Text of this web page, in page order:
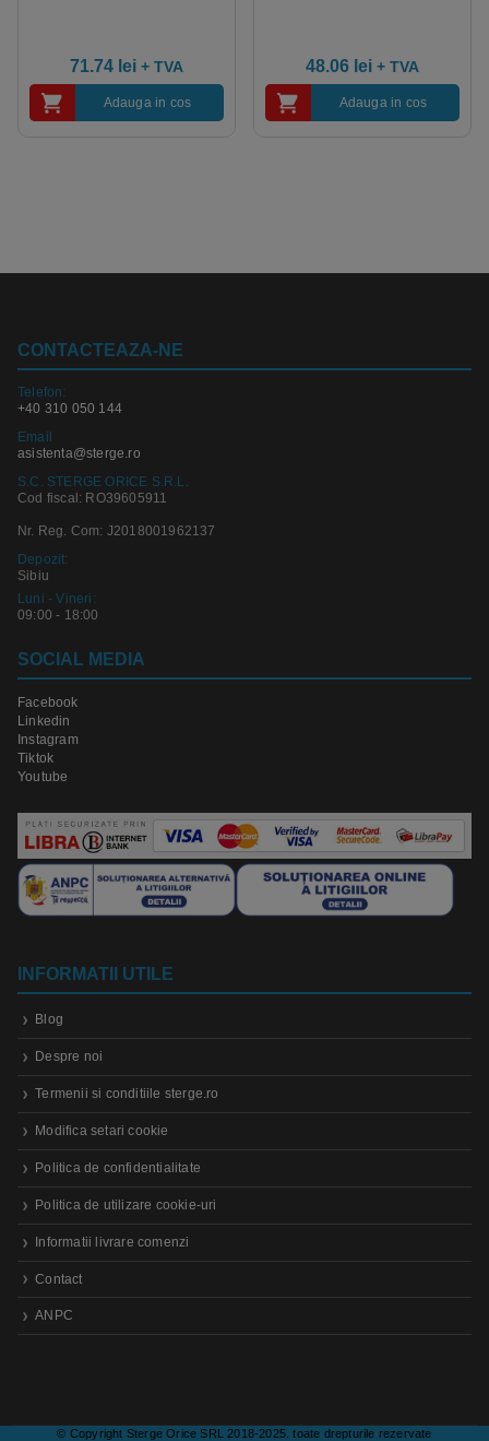
71.74 lei + TVA
Adauga in cos
48.06 lei + TVA
Adauga in cos
CONTACTEAZA-NE
Telefon:
+40 310 050 144
Email
asistenta@sterge.ro
S.C. STERGE ORICE S.R.L.
Cod fiscal: RO39605911
Nr. Reg. Com: J2018001962137
Depozit:
Sibiu
Luni - Vineri:
09:00 - 18:00
SOCIAL MEDIA
Facebook
Linkedin
Instagram
Tiktok
Youtube
INFORMATII UTILE
Blog
Despre noi
Termenii si conditiile sterge.ro
Modifica setari cookie
Politica de confidentialitate
Politica de utilizare cookie-uri
Informatii livrare comenzi
Contact
ANPC
© Copyright Sterge Orice SRL 2018-2025. toate drepturile rezervate